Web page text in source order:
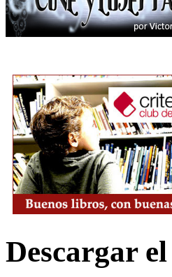
Descargar